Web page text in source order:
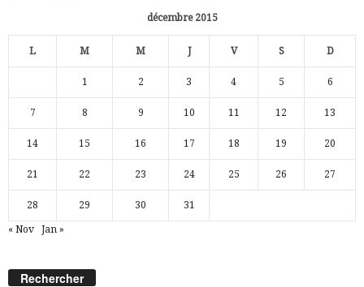
décembre 2015
L M M J V S D
1 2 3 4 5 6
7 8 9 10 11 12 13
14 15 16 17 18 19 20
21 22 23 24 25 26 27
28 29 30 31
« Nov Jan »
Rechercher